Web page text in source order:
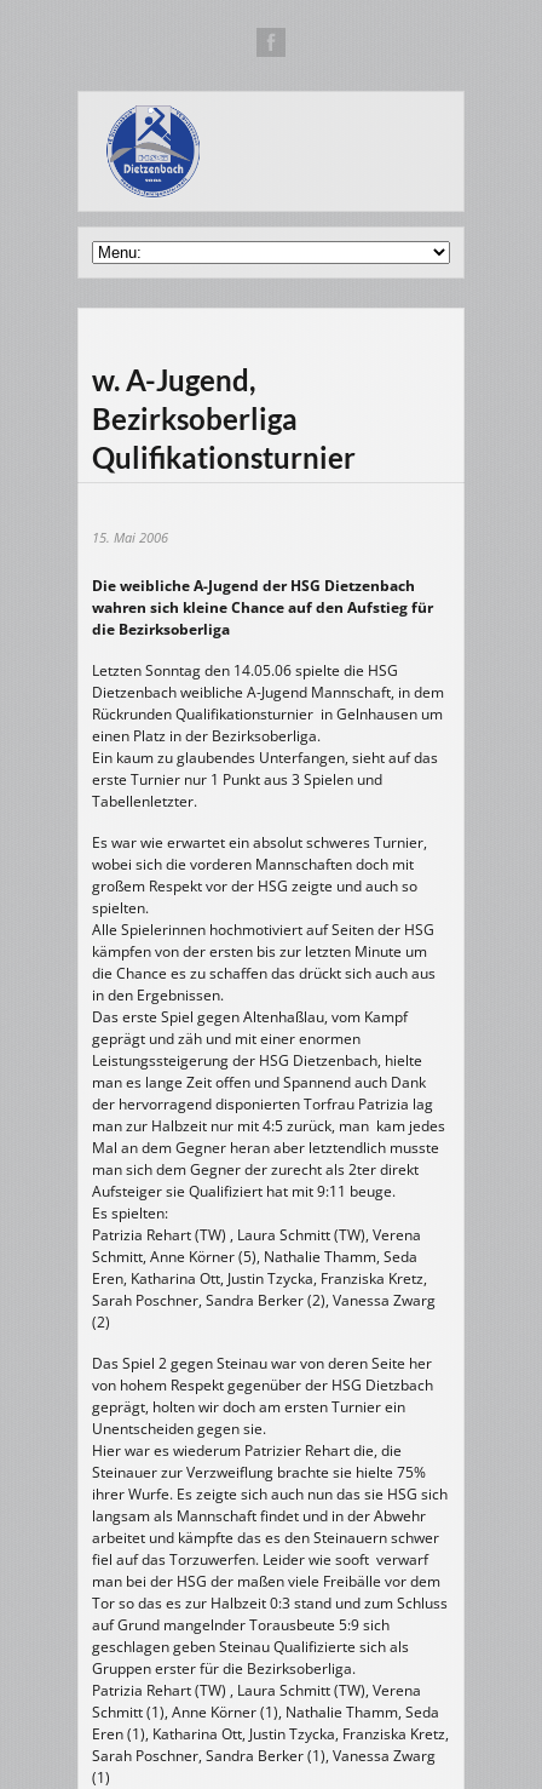
w. A-Jugend,
Bezirksoberliga
Qulifikationsturnier
15. Mai 2006
Die weibliche A-Jugend der HSG Dietzenbach
wahren sich kleine Chance auf den Aufstieg für
die Bezirksoberliga
Letzten Sonntag den 14.05.06 spielte die HSG
Dietzenbach weibliche A-Jugend Mannschaft, in dem
Rückrunden Qualifikationsturnier in Gelnhausen um
einen Platz in der Bezirksoberliga.
Ein kaum zu glaubendes Unterfangen, sieht auf das
erste Turnier nur 1 Punkt aus 3 Spielen und
Tabellenletzter.
Es war wie erwartet ein absolut schweres Turnier,
wobei sich die vorderen Mannschaften doch mit
großem Respekt vor der HSG zeigte und auch so
spielten.
Alle Spielerinnen hochmotiviert auf Seiten der HSG
kämpfen von der ersten bis zur letzten Minute um
die Chance es zu schaffen das drückt sich auch aus
in den Ergebnissen.
Das erste Spiel gegen Altenhaßlau, vom Kampf
geprägt und zäh und mit einer enormen
Leistungssteigerung der HSG Dietzenbach, hielte
man es lange Zeit offen und Spannend auch Dank
der hervorragend disponierten Torfrau Patrizia lag
man zur Halbzeit nur mit 4:5 zurück, man kam jedes
Mal an dem Gegner heran aber letztendlich musste
man sich dem Gegner der zurecht als 2ter direkt
Aufsteiger sie Qualifiziert hat mit 9:11 beuge.
Es spielten:
Patrizia Rehart (TW) , Laura Schmitt (TW), Verena
Schmitt, Anne Körner (5), Nathalie Thamm, Seda
Eren, Katharina Ott, Justin Tzycka, Franziska Kretz,
Sarah Poschner, Sandra Berker (2), Vanessa Zwarg
(2)
Das Spiel 2 gegen Steinau war von deren Seite her
von hohem Respekt gegenüber der HSG Dietzbach
geprägt, holten wir doch am ersten Turnier ein
Unentscheiden gegen sie.
Hier war es wiederum Patrizier Rehart die, die
Steinauer zur Verzweiflung brachte sie hielte 75%
ihrer Wurfe. Es zeigte sich auch nun das sie HSG sich
langsam als Mannschaft findet und in der Abwehr
arbeitet und kämpfte das es den Steinauern schwer
fiel auf das Torzuwerfen. Leider wie sooft verwarf
man bei der HSG der maßen viele Freibälle vor dem
Tor so das es zur Halbzeit 0:3 stand und zum Schluss
auf Grund mangelnder Torausbeute 5:9 sich
geschlagen geben Steinau Qualifizierte sich als
Gruppen erster für die Bezirksoberliga.
Patrizia Rehart (TW) , Laura Schmitt (TW), Verena
Schmitt (1), Anne Körner (1), Nathalie Thamm, Seda
Eren (1), Katharina Ott, Justin Tzycka, Franziska Kretz,
Sarah Poschner, Sandra Berker (1), Vanessa Zwarg
(1)